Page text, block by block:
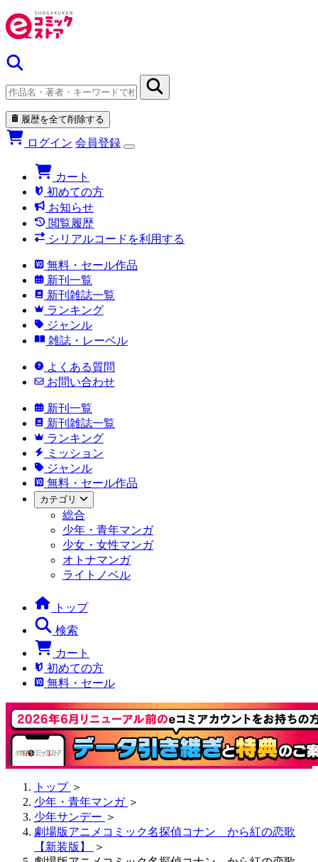
履歴を全て削除する
ログイン 会員登録
カート
初めての方
お知らせ
閲覧履歴
シリアルコードを利用する
無料・セール作品
新刊一覧
新刊雑誌一覧
ランキング
ジャンル
雑誌・レーベル
よくある質問
お問い合わせ
新刊一覧
新刊雑誌一覧
ランキング
ミッション
ジャンル
無料・セール作品
カテゴリ
総合
少年・青年マンガ
少女・女性マンガ
オトナマンガ
ライトノベル
トップ
検索
カート
初めての方
無料・セール
トップ ＞
少年・青年マンガ ＞
少年サンデー ＞
劇場版アニメコミック名探偵コナン から紅の恋歌
【新装版】
＞